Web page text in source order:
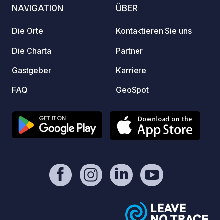
zum Meer, aber Sie können Ihren Van
NAVIGATION
Die Orte
Die Charta
Gastgeber
FAQ
ÜBER
Kontaktieren Sie uns
Partner
Karriere
GeoSpot